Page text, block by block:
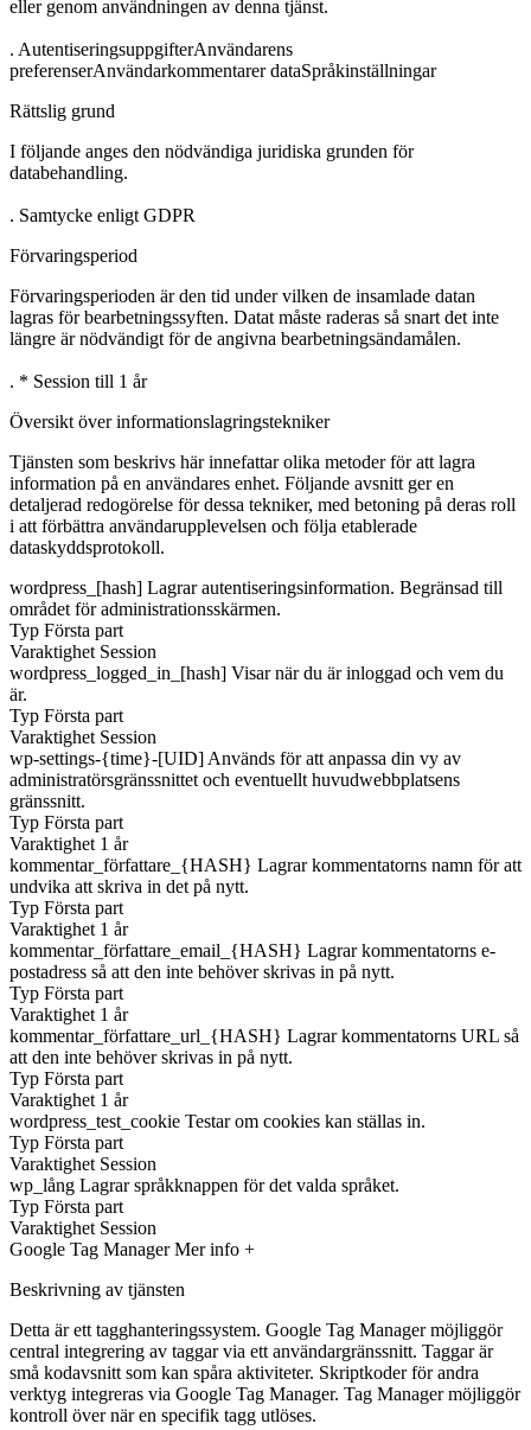
eller genom användningen av denna tjänst.
. AutentiseringsuppgifterAnvändarens
preferenserAnvändarkommentarer dataSpråkinställningar
Rättslig grund
I följande anges den nödvändiga juridiska grunden för
databehandling.
. Samtycke enligt GDPR
Förvaringsperiod
Förvaringsperioden är den tid under vilken de insamlade datan
lagras för bearbetningssyften. Datat måste raderas så snart det inte
längre är nödvändigt för de angivna bearbetningsändamålen.
. * Session till 1 år
Översikt över informationslagringstekniker
Tjänsten som beskrivs här innefattar olika metoder för att lagra
information på en användares enhet. Följande avsnitt ger en
detaljerad redogörelse för dessa tekniker, med betoning på deras roll
i att förbättra användarupplevelsen och följa etablerade
dataskyddsprotokoll.
wordpress_[hash] Lagrar autentiseringsinformation. Begränsad till
området för administrationsskärmen.
Typ Första part
Varaktighet Session
wordpress_logged_in_[hash] Visar när du är inloggad och vem du
är.
Typ Första part
Varaktighet Session
wp-settings-{time}-[UID] Används för att anpassa din vy av
administratörsgränssnittet och eventuellt huvudwebbplatsens
gränssnitt.
Typ Första part
Varaktighet 1 år
kommentar_författare_{HASH} Lagrar kommentatorns namn för att
undvika att skriva in det på nytt.
Typ Första part
Varaktighet 1 år
kommentar_författare_email_{HASH} Lagrar kommentatorns e-
postadress så att den inte behöver skrivas in på nytt.
Typ Första part
Varaktighet 1 år
kommentar_författare_url_{HASH} Lagrar kommentatorns URL så
att den inte behöver skrivas in på nytt.
Typ Första part
Varaktighet 1 år
wordpress_test_cookie Testar om cookies kan ställas in.
Typ Första part
Varaktighet Session
wp_lång Lagrar språkknappen för det valda språket.
Typ Första part
Varaktighet Session
Google Tag ManagerMer info +
Beskrivning av tjänsten
Detta är ett tagghanteringssystem. Google Tag Manager möjliggör
central integrering av taggar via ett användargränssnitt. Taggar är
små kodavsnitt som kan spåra aktiviteter. Skriptkoder för andra
verktyg integreras via Google Tag Manager. Tag Manager möjliggör
kontroll över när en specifik tagg utlöses.